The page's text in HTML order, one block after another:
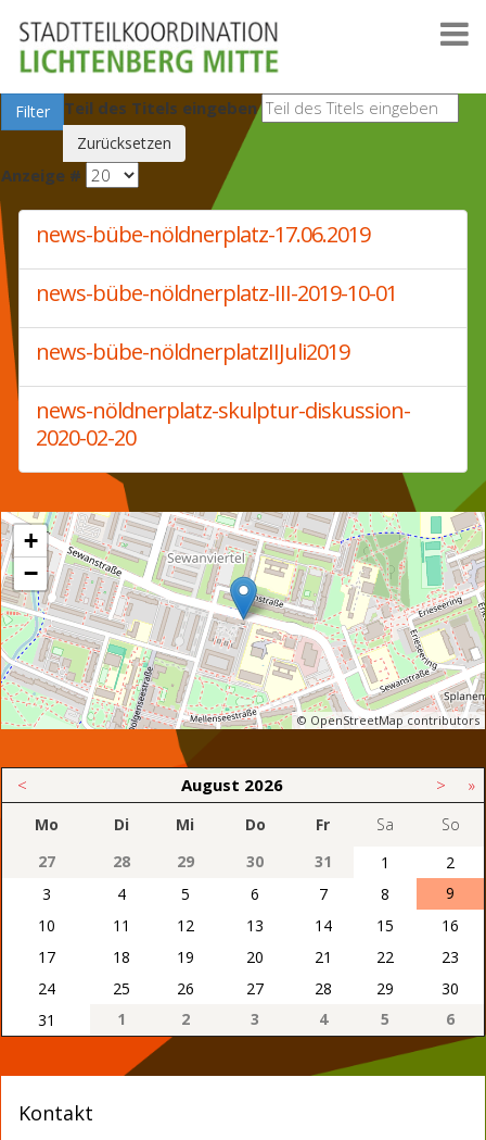
Teil des Titels eingeben
Filter
Zurücksetzen
Anzeige #
news-bübe-nöldnerplatz-17.06.2019
news-bübe-nöldnerplatz-III-2019-10-01
news-bübe-nöldnerplatzIIJuli2019
news-nöldnerplatz-skulptur-diskussion-
2020-02-20
+
−
© OpenStreetMap contributors
< August 2026 > »
Mo Di Mi Do Fr Sa
So
27
28 29 30 31 1
2
3
4 5 6 7 8
9
10
11 12 13 14 15
16
17
18 19 20 21 22
23
24
25 26 27 28 29
30
31
1 2 3 4 5 6
Kontakt